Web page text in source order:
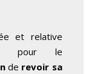
et relative
pour le
de revoir sa